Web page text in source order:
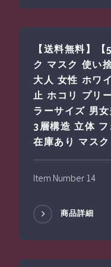
【送料無料】
ク マスク 使い
大人 女性 ホワ
止 ホコリ プリ
ラーサイズ 男
3層構造 立体
在庫あり マス
Item Number 14
商品詳細